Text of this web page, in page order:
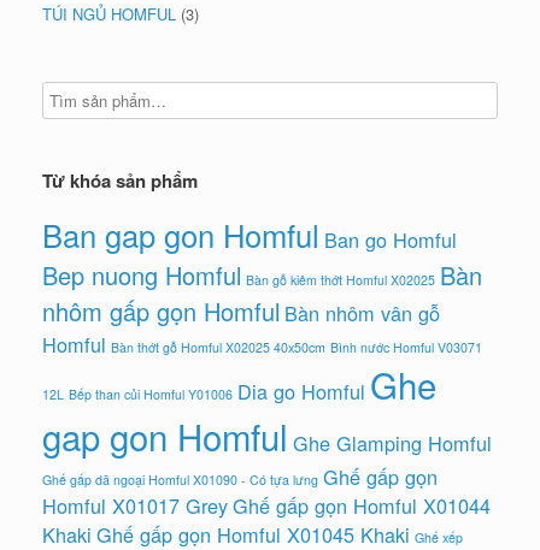
TÚI NGỦ HOMFUL (3)
Từ khóa sản phẩm
Ban gap gon Homful Ban go Homful
Bep nuong Homful Bàn gỗ kiêm thớt Homful X02025 Bàn
nhôm gấp gọn Homful Bàn nhôm vân gỗ
Homful Bàn thớt gỗ Homful X02025 40x50cm Bình nước Homful V03071
12L Bếp than củi Homful Y01006 Dia go Homful Ghe
gap gon Homful Ghe Glamping Homful
Ghế gấp dã ngoại Homful X01090 - Có tựa lưng Ghế gấp gọn
Homful X01017 GreyGhế gấp gọn Homful X01044
Khaki Ghế gấp gọn Homful X01045 Khaki Ghế xếp